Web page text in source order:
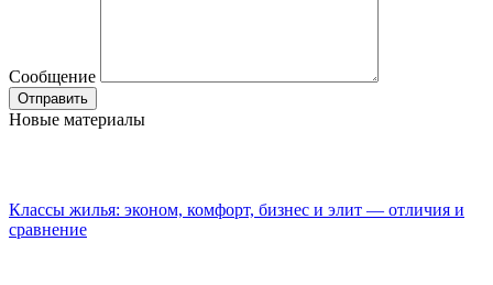
Сообщение
Новые материалы
Классы жилья: эконом, комфорт, бизнес и элит — отличия и
сравнение